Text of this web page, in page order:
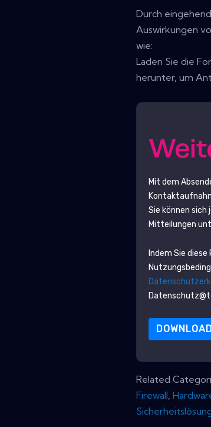
Durch
Auswirkungen
wie:
Laden Sie die
herunter, um
Mit dem
Sie können
Mitteilungen
Indem Sie
Related
Firewall,